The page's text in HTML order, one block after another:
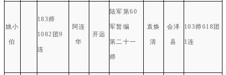
姚小
伯
183师
1082团9
连
阿连
华
开远
陆军第60
军暂编
第二十一
师
袁焕
清
会泽
县
103师618团
1连